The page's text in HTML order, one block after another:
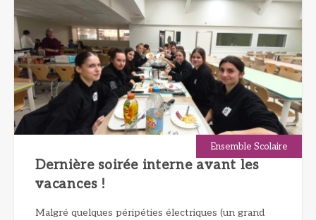
Ensemble Scolaire
Dernière soirée interne avant les
vacances !
Malgré quelques péripéties électriques (un grand